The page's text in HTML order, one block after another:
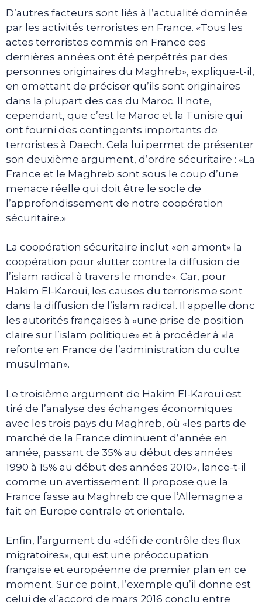
D’autres facteurs sont liés à l’actualité dominée
par les activités terroristes en France. «Tous les
actes terroristes commis en France ces
dernières années ont été perpétrés par des
personnes originaires du Maghreb», explique-t-il,
en omettant de préciser qu’ils sont originaires
dans la plupart des cas du Maroc. Il note,
cependant, que c’est le Maroc et la Tunisie qui
ont fourni des contingents importants de
terroristes à Daech. Cela lui permet de présenter
son deuxième argument, d’ordre sécuritaire : «La
France et le Maghreb sont sous le coup d’une
menace réelle qui doit être le socle de
l’approfondissement de notre coopération
sécuritaire.»
La coopération sécuritaire inclut «en amont» la
coopération pour «lutter contre la diffusion de
l’islam radical à travers le monde». Car, pour
Hakim El-Karoui, les causes du terrorisme sont
dans la diffusion de l’islam radical. Il appelle donc
les autorités françaises à «une prise de position
claire sur l’islam politique» et à procéder à «la
refonte en France de l’administration du culte
musulman».
Le troisième argument de Hakim El-Karoui est
tiré de l’analyse des échanges économiques
avec les trois pays du Maghreb, où «les parts de
marché de la France diminuent d’année en
année, passant de 35% au début des années
1990 à 15% au début des années 2010», lance-t-il
comme un avertissement. Il propose que la
France fasse au Maghreb ce que l’Allemagne a
fait en Europe centrale et orientale.
Enfin, l’argument du «défi de contrôle des flux
migratoires», qui est une préoccupation
française et européenne de premier plan en ce
moment. Sur ce point, l’exemple qu’il donne est
celui de «l’accord de mars 2016 conclu entre